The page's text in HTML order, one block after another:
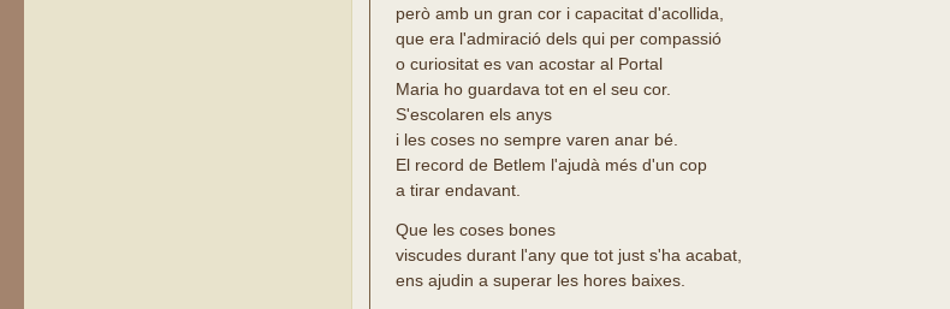
però amb un gran cor i capacitat d'acollida,
que era l'admiració dels qui per compassió
o curiositat es van acostar al Portal
Maria ho guardava tot en el seu cor.
S'escolaren els anys
i les coses no sempre varen anar bé.
El record de Betlem l'ajudà més d'un cop
a tirar endavant.
Que les coses bones
viscudes durant l'any que tot just s'ha acabat,
ens ajudin a superar les hores baixes.